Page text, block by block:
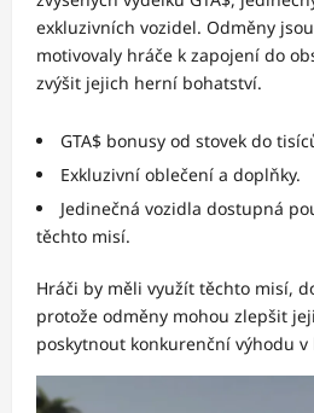
exkluzivních vozidel. Odměny
motivovaly hráče k zapojení do
zvýšit jejich herní bohatství.
GTA$ bonusy od stovek do
Exkluzivní oblečení a doplňky.
Jedinečná vozidla dostupná
těchto misí.
Hráči by měli využít těchto misí,
protože odměny mohou zlepšit
poskytnout konkurenční výhodu